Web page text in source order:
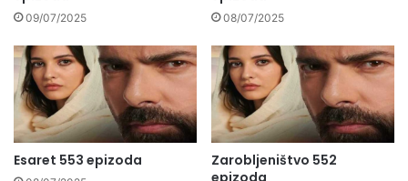
09/07/2025 08/07/2025
Esaret 553 epizoda
Zarobljeništvo 552